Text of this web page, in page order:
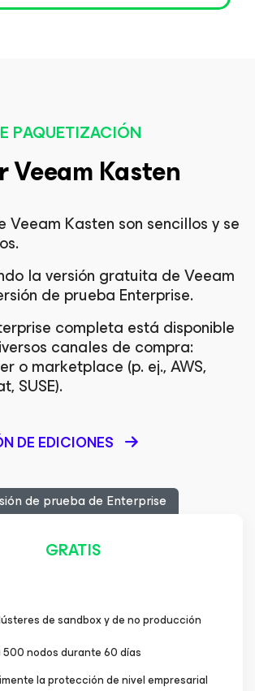
PAQUETIZACIÓN
Veeam Kasten
Veeam Kasten son sencillos y se
la versión gratuita de Veeam
de prueba Enterprise.
completa está disponible
canales de compra:
o marketplace (p. ej., AWS,
SUSE).
DE EDICIONES
de prueba de Enterprise
GRATIS
de sandbox y de no producción
500 nodos durante 60 días
la protección de nivel empresarial